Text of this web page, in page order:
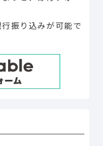
振り込みが可能で